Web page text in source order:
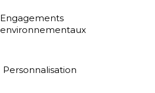
Engagements
environnementaux
Personnalisation